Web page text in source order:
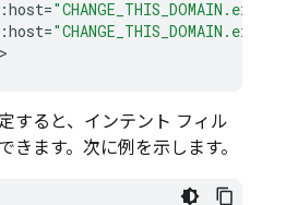
:host=
:host=
>
すると、インテント フィル
きます。次に例を示します。